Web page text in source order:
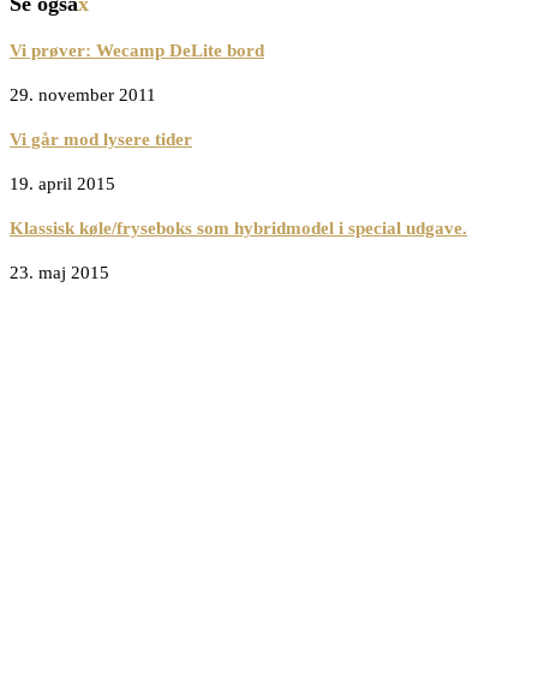
Vi prøver: Wecamp DeLite bord
29. november 2011
Vi går mod lysere tider
19. april 2015
Klassisk køle/fryseboks som hybridmodel i special udgave.
23. maj 2015